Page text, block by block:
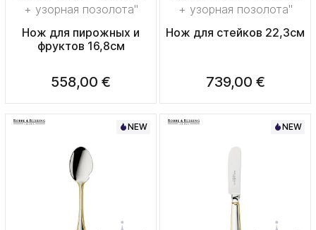
+ узорная позолота"
Нож для пирожных и
фруктов 16,8см
558,00 €
+ узорная позолота"
Нож для стейков 22,3см
739,00 €
NEW NEW